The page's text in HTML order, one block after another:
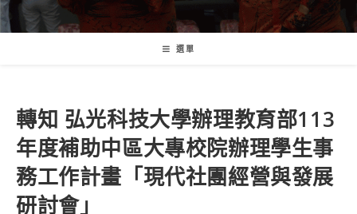
選單
轉知 弘光科技大學辦理教育部113
年度補助中區大專校院辦理學生事
務工作計畫「現代社團經營與發展
研討會」